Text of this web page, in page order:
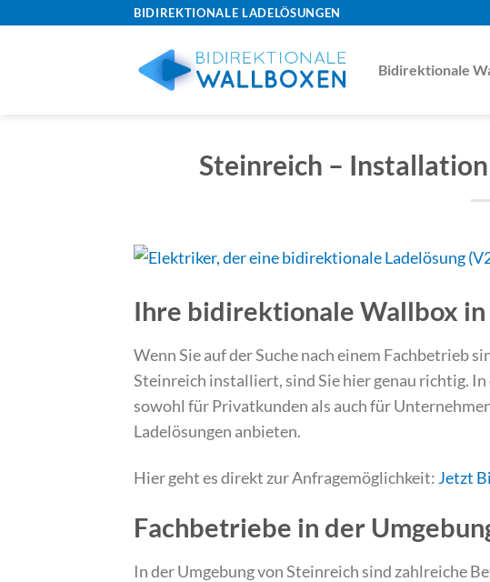
BIDIREKTIONALE LADELÖSUNGEN
Bidirektionale
Steinreich –
Ihre bidirektionale Wallbox
Wenn Sie auf der Suche nach einem Fachbetrieb
Steinreich installiert, sind Sie hier genau richtig.
sowohl für Privatkunden als auch für
Ladelösungen anbieten.
Hier geht es direkt zur Anfragemöglichkeit: Jetzt
Fachbetriebe in der
In der Umgebung von Steinreich sind zahlreiche